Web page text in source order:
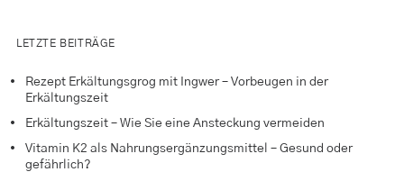
LETZTE BEITRÄGE
Rezept Erkältungsgrog mit Ingwer – Vorbeugen in der
Erkältungszeit
Erkältungszeit – Wie Sie eine Ansteckung vermeiden
Vitamin K2 als Nahrungsergänzungsmittel – Gesund oder
gefährlich?